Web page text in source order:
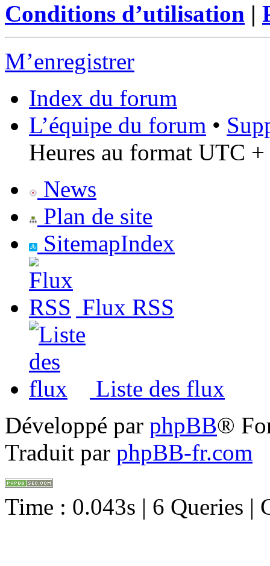
Conditions d’utilisation |
M’enregistrer
Index du forum
L’équipe du forum •
Heures au format UTC +
News
Plan de site
SitemapIndex
Flux RSS
Liste des flux
Développé par phpBB®
Traduit par phpBB-fr.com
Time : 0.043s | 6 Queries |